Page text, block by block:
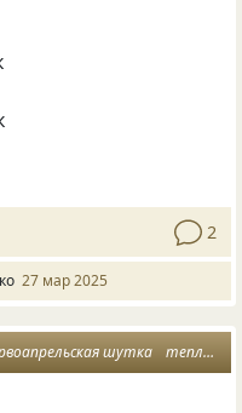
2
27 мар 2025
шутка теплая постель